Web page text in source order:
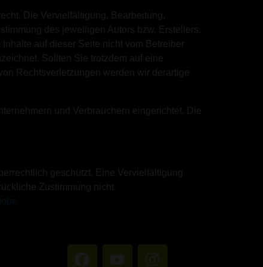
Die Vervielfältigung, Bearbeitung,
des jeweiligen Autors bzw. Erstellers.
auf dieser Seite nicht vom Betreiber
Sollten Sie trotzdem auf eine
Rechtsverletzungen werden wir derartige
und Verbrauchern eingerichtet. Die
geschützt. Eine Vervielfältigung
Zustimmung nicht